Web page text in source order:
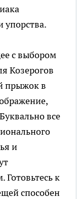
упорства.
с выбором
Козерогов
прыжок в
все
и
Готовьтесь к
способен